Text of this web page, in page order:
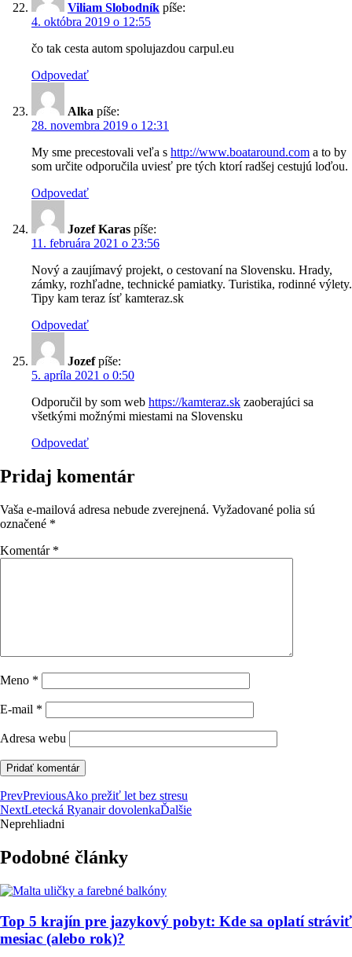
Viliam Slobodník píše:
4. októbra 2019 o 12:55
čo tak cesta autom spolujazdou carpul.eu
Odpovedať
Alka píše:
28. novembra 2019 o 12:31
My sme precestovali veľa s http://www.boataround.com a to by
som určite odporučila uviesť pre tých ktorí radšej cestujú loďou.
Odpovedať
Jozef Karas píše:
11. februára 2021 o 23:56
Nový a zaujímavý projekt, o cestovaní na Slovensku. Hrady,
zámky, rozhľadne, technické pamiatky. Turistika, rodinné výlety.
Tipy kam teraz ísť kamteraz.sk
Odpovedať
Jozef píše:
5. apríla 2021 o 0:50
Odporučil by som web https://kamteraz.sk zaoberajúci sa
všetkými možnými miestami na Slovensku
Odpovedať
Pridaj komentár
Vaša e-mailová adresa nebude zverejnená. Vyžadované polia sú
označené *
Komentár *
Meno *
E-mail *
Adresa webu
PrevPreviousAko prežiť let bez stresu
NextLetecká Ryanair dovolenkaĎalšie
Neprehliadni
Podobné články
Top 5 krajín pre jazykový pobyt: Kde sa oplatí stráviť
mesiac (alebo rok)?